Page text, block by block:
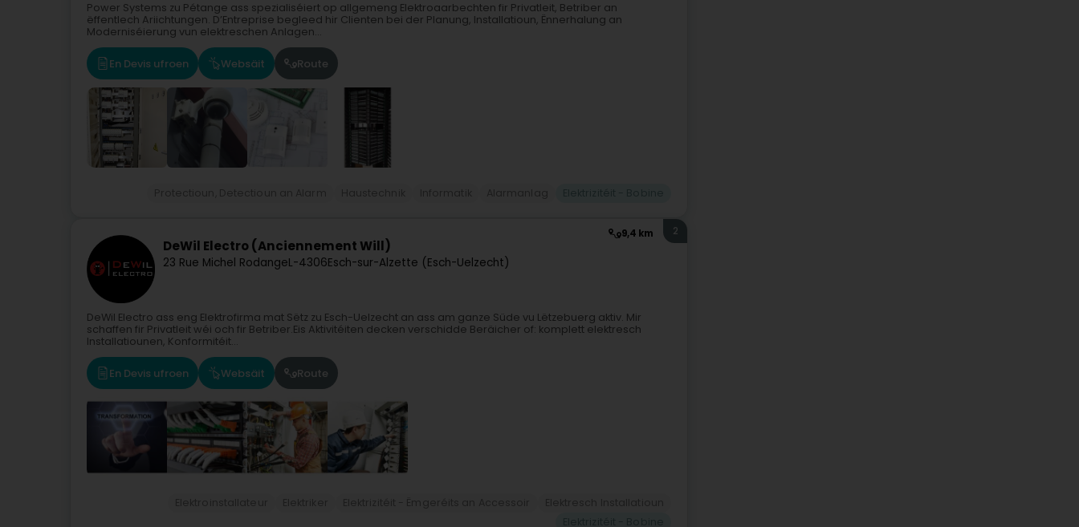
Power Systems zu Pétange ass spezialiséiert op allgemeng Elektroaarbechten fir Privatleit, Betriber an
ëffentlech Ariichtungen. D’Entreprise begleed hir Clienten bei der Planung, Installatioun, Ënnerhalung an
Moderniséierung vun elektreschen Anlagen...
En Devis ufroen Websäit Route
9,4 km
DeWil Electro (Anciennement Will)
23 Rue Michel RodangeL-4306Esch-sur-Alzette (Esch-Uelzecht)
2
DeWil Electro ass eng Elektrofirma mat Sëtz zu Esch-Uelzecht an ass am ganze Süde vu Lëtzebuerg aktiv. Mir
schaffen fir Privatleit wéi och fir Betriber.Eis Aktivitéiten decken verschidde Beräicher of: komplett elektresch
Installatiounen, Konformitéit...
En Devis ufroen Websäit Route